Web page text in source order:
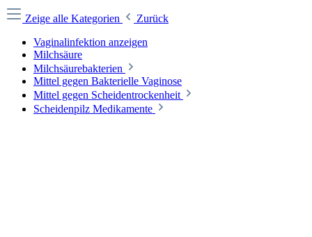
Zeige alle Kategorien
Zurück
Vaginalinfektion anzeigen
Milchsäure
Milchsäurebakterien
Mittel gegen Bakterielle Vaginose
Mittel gegen Scheidentrockenheit
Scheidenpilz Medikamente